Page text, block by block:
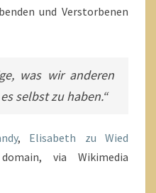
und Verstorbenen
was wir anderen
selbst zu haben.“
, Elisabeth zu Wied
via Wikimedia